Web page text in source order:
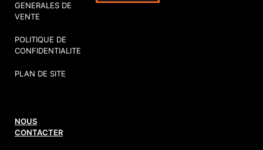
GENERALES DE
VENTE
POLITIQUE DE
CONFIDENTIALITE
PLAN DE SITE
NOUS
CONTACTER